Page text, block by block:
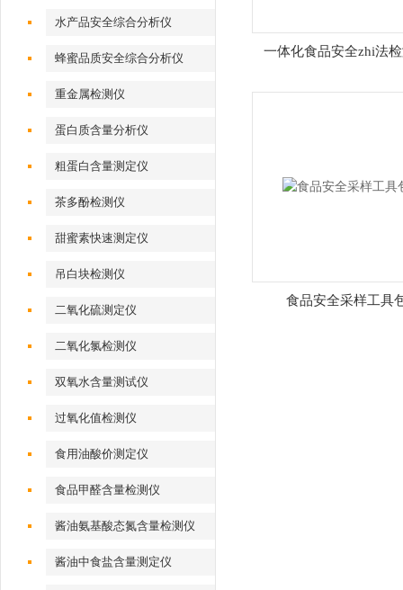
水产品安全综合分析仪
蜂蜜品质安全综合分析仪
重金属检测仪
蛋白质含量分析仪
粗蛋白含量测定仪
茶多酚检测仪
甜蜜素快速测定仪
吊白块检测仪
二氧化硫测定仪
二氧化氯检测仪
双氧水含量测试仪
过氧化值检测仪
食用油酸价测定仪
食品甲醛含量检测仪
酱油氨基酸态氮含量检测仪
酱油中食盐含量测定仪
一体化食品安全zhi法
食品安全采样工具